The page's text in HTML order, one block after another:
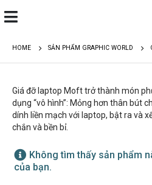
HOME SẢN PHẨM GRAPHIC WORLD
Giá đỡ laptop Moft trở thành món
dụng “vô hình”: Mỏng hơn thân bút
dính liền mạch với laptop, bật ra và
chắn và bền bỉ.
Không tìm thấy sản phẩm
của bạn.